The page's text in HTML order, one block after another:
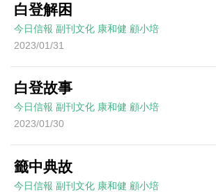
白登解困
今日信報 副刊文化 康和健 顧小培
2023/01/31
白登故事
今日信報 副刊文化 康和健 顧小培
2023/01/30
籤中典故
今日信報 副刊文化 康和健 顧小培